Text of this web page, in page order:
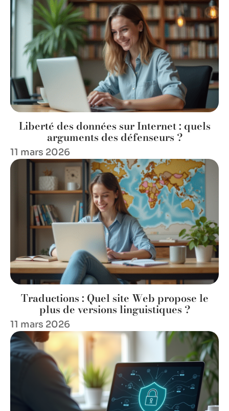
Liberté des données sur Internet : quels
arguments des défenseurs ?
11 mars 2026
Traductions : Quel site Web propose le
plus de versions linguistiques ?
11 mars 2026